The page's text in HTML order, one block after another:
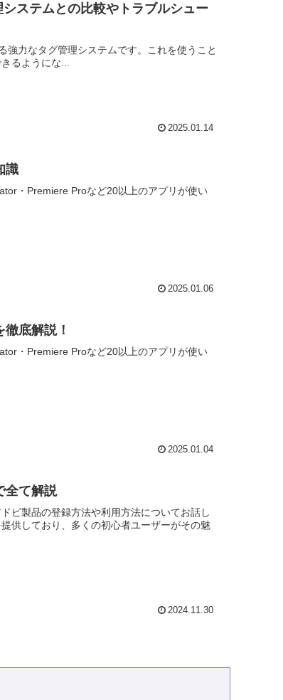
ステムとの比較やトラブルシュー
力なタグ管理システムです。これを使うこと
るようにな...
2025.01.14
識
・Premiere Proなど20以上のアプリが使い
2025.01.06
底解説！
・Premiere Proなど20以上のアプリが使い
2025.01.04
全て解説
ビ製品の登録方法や利用方法についてお話し
供しており、多くの初心者ユーザーがその魅
2024.11.30